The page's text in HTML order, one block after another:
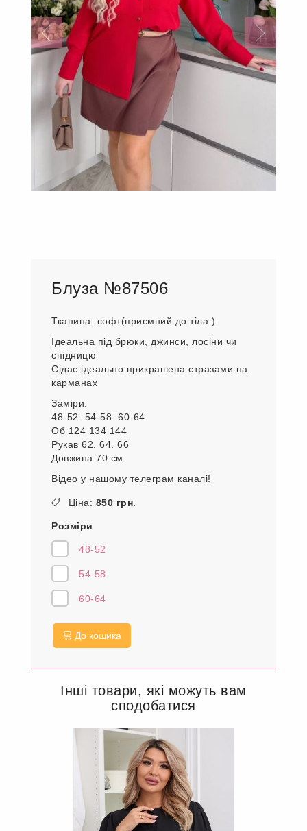
Блуза №87506
Тканина: софт(приємний до тіла )
Ідеальна під брюки, джинси, лосіни чи
спідницю
Сідає ідеально прикрашена стразами на
карманах
Заміри:
48-52. 54-58. 60-64
Об 124 134 144
Рукав 62. 64. 66
Довжина 70 см
Відео у нашому телеграм каналі!
Ціна: 850 грн.
Розміри
48-52
54-58
60-64
До кошика
Інші товари, які можуть вам
сподобатися